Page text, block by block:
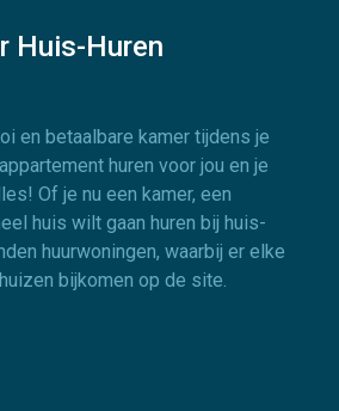
Huis-Huren
en betaalbare kamer tijdens je
huren voor jou en je
Of je nu een kamer, een
huis wilt gaan huren bij huis-
huurwoningen, waarbij er elke
bijkomen op de site.